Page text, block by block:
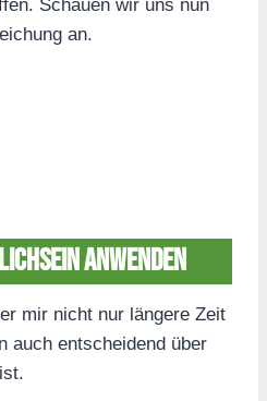
Schauen wir uns nun
an.
anwenden
mir nicht nur längere Zeit
auch entscheidend über